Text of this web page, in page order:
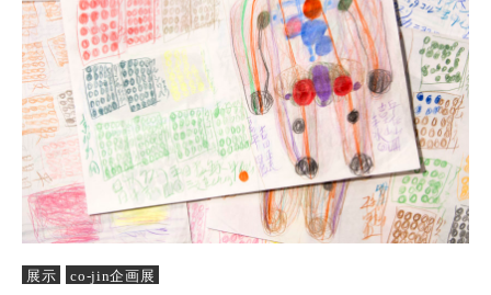
展示 co-jin企画展